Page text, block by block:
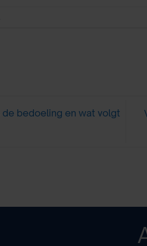
bedoeling en wat volgt